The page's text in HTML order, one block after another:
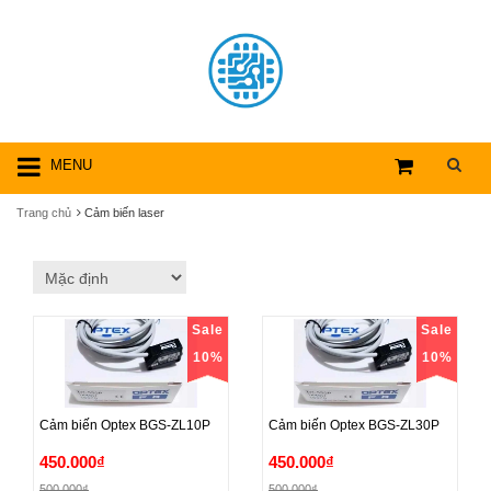
MENU
Trang chủ Cảm biến laser
Sale
10%
Cảm biến Optex BGS-ZL10P
Cảm biến Optex BGS-ZL10P
450.000₫
Sale
10%
Cảm biến Optex BGS-ZL30P
Cảm biến Optex BGS-ZL30P
450.000₫